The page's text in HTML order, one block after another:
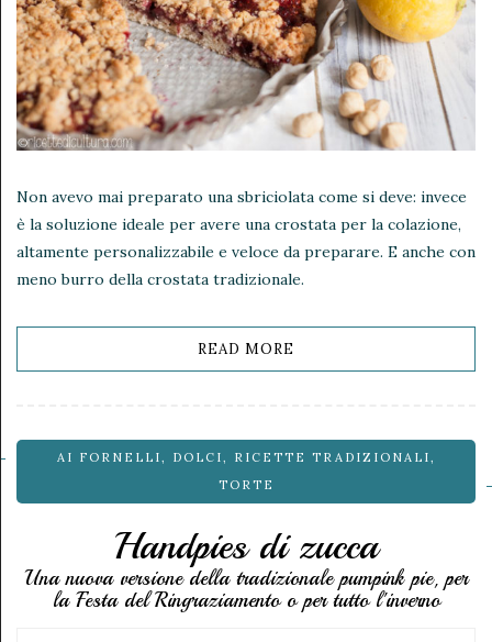
Non avevo mai preparato una sbriciolata come si deve: invece
è la soluzione ideale per avere una crostata per la colazione,
altamente personalizzabile e veloce da preparare. E anche con
meno burro della crostata tradizionale.
READ MORE
AI FORNELLI, DOLCI, RICETTE TRADIZIONALI,
TORTE
Handpies di zucca
Una nuova versione della tradizionale pumpink pie, per
la Festa del Ringraziamento o per tutto l'inverno